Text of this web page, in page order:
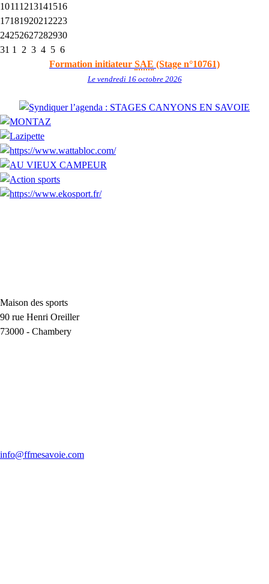
1011 1213141516
1718192021 2223
24252627282930
31 1 2 3 4 5 6
Formation initiateur SAE (Stage n°10761)
Le vendredi 16 octobre 2026
Maison des sports
90 rue Henri Oreiller
73000 - Chambery
info@ffmesavoie.com